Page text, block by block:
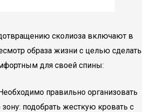
сколиоза включают в
образа жизни с целью сделать
для своей спины:
правильно организовать
подобрать жесткую кровать с